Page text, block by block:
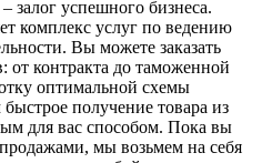
залог успешного бизнеса.
комплекс услуг по ведению
Вы можете заказать
от контракта до таможенной
оптимальной схемы
получение товара из
для вас способом. Пока вы
мы возьмем на себя